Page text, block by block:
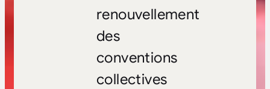
renouvellement
des
conventions
collectives